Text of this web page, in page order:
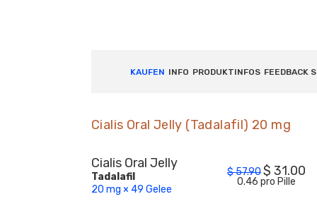
KAUFEN INFO PRODUKTINFOS FEEDBACK
Cialis Oral Jelly (Tadalafil) 20 mg
Cialis Oral Jelly
Tadalafil
20 mg × 49 Gelee
$57.90$ 31.00
0.46 pro Pille